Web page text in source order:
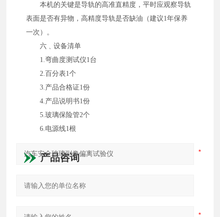
本机的关键是导轨的高准直精度，平时应观察导轨
表面是否有异物，高精度导轨是否缺油（建议1年保养
一次）。
六﹑设备清单
1.弯曲度测试仪1台
2.百分表1个
3.产品合格证1份
4.产品说明书1份
5.玻璃保险管2个
6.电源线1根
产品咨询